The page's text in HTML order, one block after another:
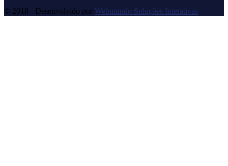
© 2018 - Desenvolvido por Webmundo Soluções Interativas